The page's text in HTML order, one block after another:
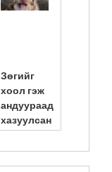
Зөгийг
хоол гэж
андуураад
хазуулсан
нь
...